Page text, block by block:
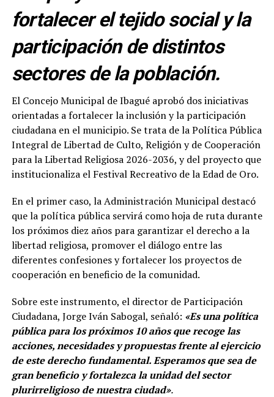
fortalecer el tejido social y la
participación de distintos
sectores de la población.
El Concejo Municipal de Ibagué aprobó dos iniciativas
orientadas a fortalecer la inclusión y la participación
ciudadana en el municipio. Se trata de la Política Pública
Integral de Libertad de Culto, Religión y de Cooperación
para la Libertad Religiosa 2026-2036, y del proyecto que
institucionaliza el Festival Recreativo de la Edad de Oro.
En el primer caso, la Administración Municipal destacó
que la política pública servirá como hoja de ruta durante
los próximos diez años para garantizar el derecho a la
libertad religiosa, promover el diálogo entre las
diferentes confesiones y fortalecer los proyectos de
cooperación en beneficio de la comunidad.
Sobre este instrumento, el director de Participación
Ciudadana, Jorge Iván Sabogal, señaló: «Es una política
pública para los próximos 10 años que recoge las
acciones, necesidades y propuestas frente al ejercicio
de este derecho fundamental. Esperamos que sea de
gran beneficio y fortalezca la unidad del sector
plurirreligioso de nuestra ciudad».